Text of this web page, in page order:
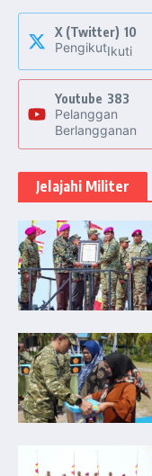
X (Twitter) 10
PengikutIkuti
Youtube 383
Pelanggan
Berlangganan
Jelajahi Militer